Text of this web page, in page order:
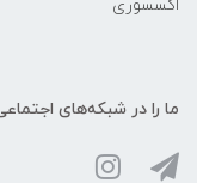
اکسسوری
ما را در شبکه‌های